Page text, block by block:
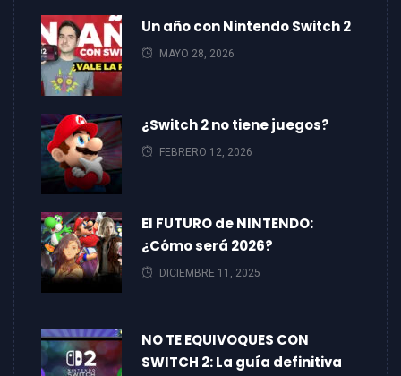
Un año con Nintendo Switch 2
MAYO 28, 2026
¿Switch 2 no tiene juegos?
FEBRERO 12, 2026
El FUTURO de NINTENDO:
¿Cómo será 2026?
DICIEMBRE 11, 2025
NO TE EQUIVOQUES CON
SWITCH 2: La guía definitiva